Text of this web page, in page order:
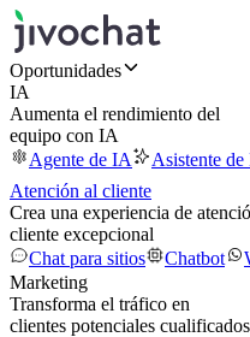
Oportunidades
IA
Aumenta el rendimiento del
equipo con IA
Agente de IA
Asistente de
Atención al cliente
Crea una experiencia de
cliente excepcional
Chat para sitios
Chatbot
Marketing
Transforma el tráfico en
clientes potenciales cualificados